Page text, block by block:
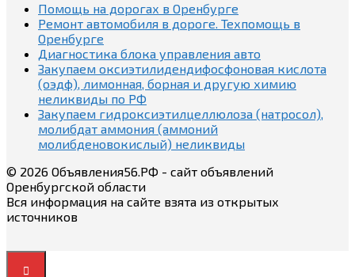
Помощь на дорогах в Оренбурге
Ремонт автомобиля в дороге. Техпомощь в
Оренбурге
Диагностика блока управления авто
Закупаем оксиэтилидендифосфоновая кислота
(оэдф), лимонная, борная и другую химию
неликвиды по РФ
Закупаем гидроксиэтилцеллюлоза (натросол),
молибдат аммония (аммоний
молибденовокислый) неликвиды
© 2026 Объявления56.РФ - сайт объявлений
Оренбургской области
Вся информация на сайте взята из открытых
источников